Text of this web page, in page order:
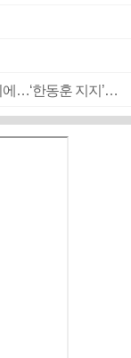
국힘 부산시당, ‘정이한 조력’ 시의원 윤리위에…‘한동훈 지지’도 신고접수